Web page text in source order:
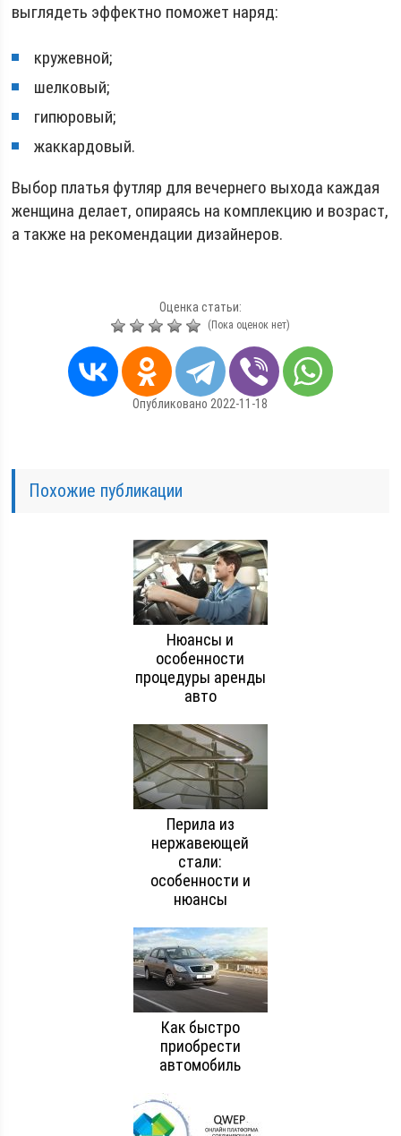
выглядеть эффектно поможет наряд:
кружевной;
шелковый;
гипюровый;
жаккардовый.
Выбор платья футляр для вечернего выхода каждая
женщина делает, опираясь на комплекцию и возраст,
а также на рекомендации дизайнеров.
Оценка статьи:
(Пока оценок нет)
Опубликовано 2022-11-18
Похожие публикации
Нюансы и
особенности
процедуры аренды
авто
Перила из
нержавеющей
стали:
особенности и
нюансы
Как быстро
приобрести
автомобиль